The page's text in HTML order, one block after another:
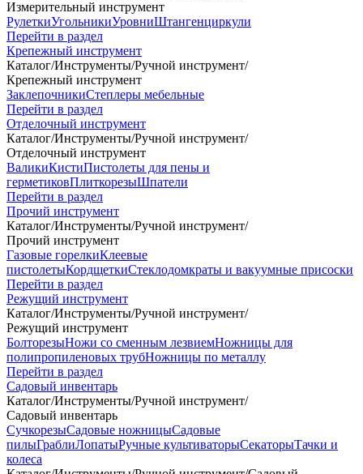
Измерительный инструмент
РулеткиУгольникиУровниШтангенциркули
Перейти в раздел
Крепежный инструмент
Каталог/Инструменты/Ручной инструмент/
Крепежный инструмент
ЗаклепочникиСтеплеры мебельные
Перейти в раздел
Отделочный инструмент
Каталог/Инструменты/Ручной инструмент/
Отделочный инструмент
ВаликиКистиПистолеты для пены и
герметиковПлиткорезыШпатели
Перейти в раздел
Прочий инструмент
Каталог/Инструменты/Ручной инструмент/
Прочий инструмент
Газовые горелкиКлеевые
пистолетыКордщеткиСтеклодомкраты и вакуумные присоски
Перейти в раздел
Режущий инструмент
Каталог/Инструменты/Ручной инструмент/
Режущий инструмент
БолторезыНожи со сменным лезвиемНожницы для
полипропиленовых трубНожницы по металлу
Перейти в раздел
Садовый инвентарь
Каталог/Инструменты/Ручной инструмент/
Садовый инвентарь
СучкорезыСадовые ножницыСадовые
пилыГраблиЛопатыРучные культиваторыСекаторыТачки и
колеса